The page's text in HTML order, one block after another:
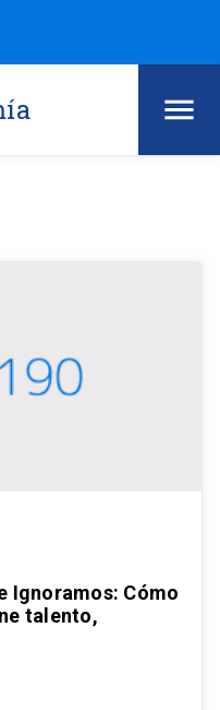
Ignoramos: Cómo
talento,